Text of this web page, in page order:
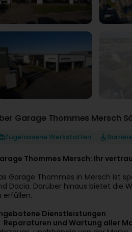
Garage Thommes Mersch
Zugelassene Werkstätten
Thommes Mersch: Ihr
Garage Thommes in Mersch ist
Dacia. Darüber hinaus bietet die
erfüllen.
Dienstleistungen
Reparaturen und Wartung aller